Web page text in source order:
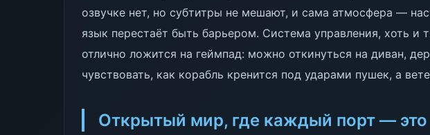
озвучке нет, но субтитры не мешают, и сама атмосфера —
язык перестаёт быть барьером. Система управления, хоть и
отлично ложится на геймпад: можно откинуться на диван,
чувствовать, как корабль кренится под ударами пушек, а
Открытый мир, где каждый порт — это